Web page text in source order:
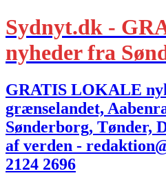
Sydnyt.dk -
nyheder fra
GRATIS LOKALE
grænselandet,
Sønderborg, Tønder,
af verden -
2124 2696